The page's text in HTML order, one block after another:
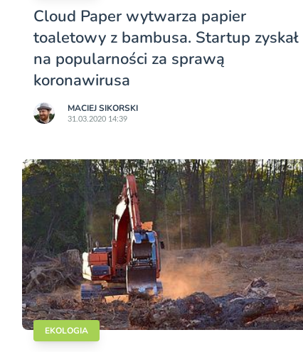
Cloud Paper wytwarza papier
toaletowy z bambusa. Startup zyskał
na popularności za sprawą
koronawirusa
MACIEJ SIKORSKI
31.03.2020 14:39
EKOLOGIA